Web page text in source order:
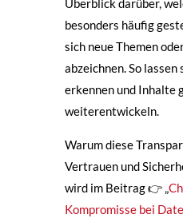
Überblick darüber,
besonders häufig
sich neue Themen
abzeichnen. So lassen
erkennen und Inhalte
weiterentwickeln.
Warum diese
Vertrauen und
wird im Beitrag 👉 „
Kompromisse bei